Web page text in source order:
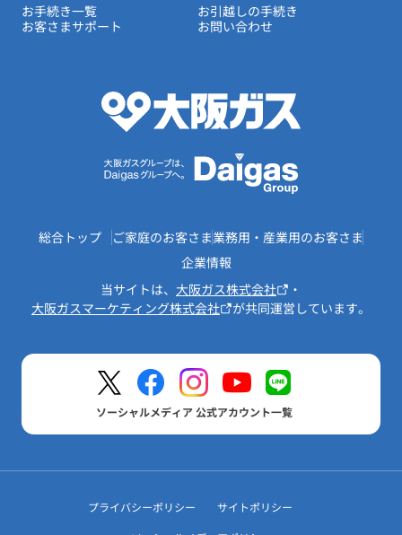
お手続き一覧
お引越しの手続き
お客さまサポート
お問い合わせ
総合トップ ご家庭のお客さま業務用・産業用のお客さま
企業情報
当サイトは、 大阪ガス株式会社
・
大阪ガスマーケティング株式会社
が共同運営しています。
ソーシャルメディア 公式アカウント一覧
プライバシーポリシー
サイトポリシー